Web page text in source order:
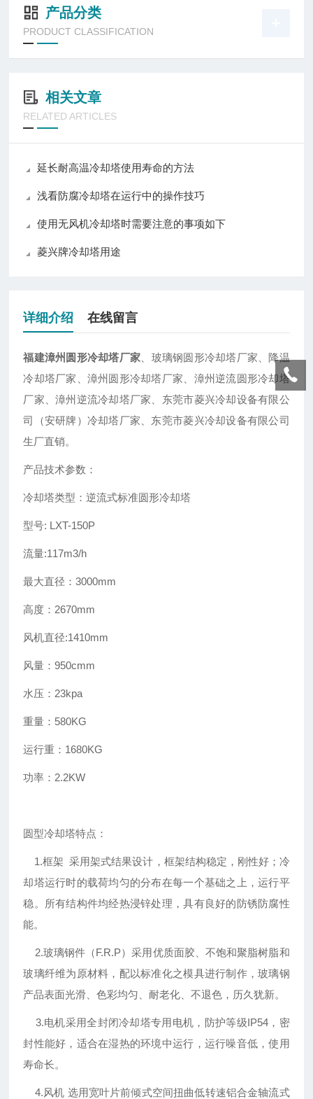
产品分类
PRODUCT CLASSIFICATION
相关文章
RELATED ARTICLES
延长耐高温冷却塔使用寿命的方法
浅看防腐冷却塔在运行中的操作技巧
使用无风机冷却塔时需要注意的事项如下
菱兴牌冷却塔用途
详细介绍 在线留言
福建漳州圆形冷却塔厂家 、玻璃钢圆形冷却塔厂家、降温
冷却塔厂家、漳州圆形冷却塔厂家、漳州逆流圆形冷却塔
厂家、漳州逆流冷却塔厂家、东莞市菱兴冷却设备有限公
司（安研牌）冷却塔厂家、东莞市菱兴冷却设备有限公司
生厂直销。
产品技术参数：
冷却塔类型：逆流式标准圆形冷却塔
型号: LXT-150P
流量:117m3/h
最大直径：3000mm
高度：2670mm
风机直径:1410mm
风量：950cmm
水压：23kpa
重量：580KG
运行重：1680KG
功率：2.2KW
圆型冷却塔特点：
1.框架 采用架式结果设计，框架结构稳定，刚性好；冷
却塔运行时的载荷均匀的分布在每一个基础之上，运行平
稳。所有结构件均经热浸锌处理，具有良好的防锈防腐性
能。
2.玻璃钢件（F.R.P）采用优质面胶、不饱和聚脂树脂和
玻璃纤维为原材料，配以标准化之模具进行制作，玻璃钢
产品表面光滑、色彩均匀、耐老化、不退色，历久犹新。
3.电机采用全封闭冷却塔专用电机，防护等级IP54，密
封性能好，适合在湿热的环境中运行，运行噪音低，使用
寿命长。
4.风机 选用宽叶片前倾式空间扭曲低转速铝合金轴流式